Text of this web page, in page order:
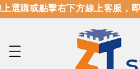
選購或點擊右下方線上客服，